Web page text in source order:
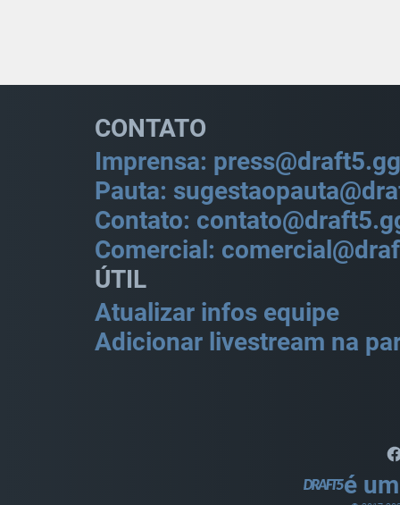
CONTATO
Imprensa: press@draft5.gg
Pauta:
Contato:
Comercial:
ÚTIL
Atualizar infos equipe
Adicionar livestream na
é